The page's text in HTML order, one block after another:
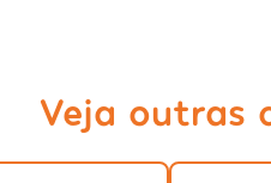
Veja outras